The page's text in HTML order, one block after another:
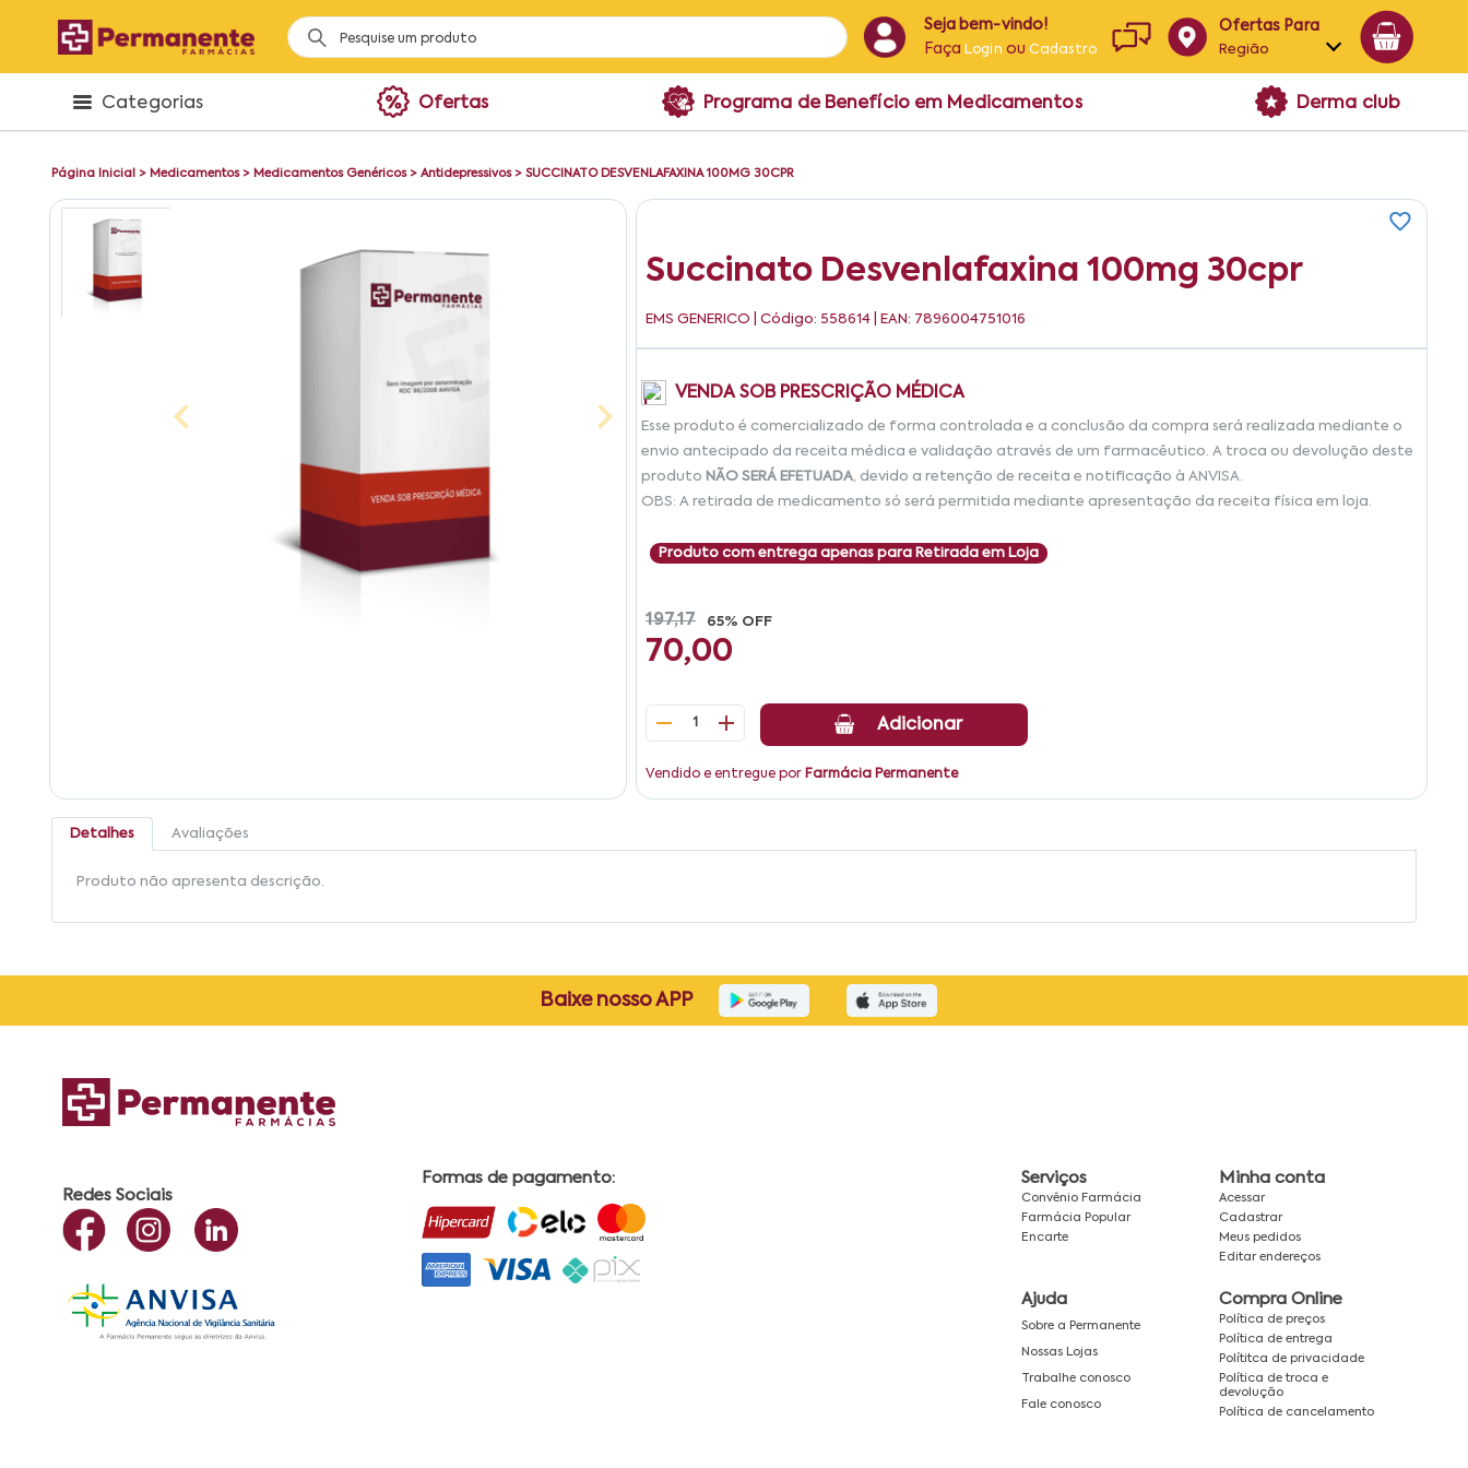
Seja bem-vindo!
Faça Login ouCadastro
Ofertas Para
Região
Alagoas
Categorias Ofertas Programa de Benefício em Medicamentos Derma club
Página Inicial > Medicamentos> Medicamentos Genéricos> Antidepressivos> SUCCINATO DESVENLAFAXINA 100MG 30CPR
Succinato Desvenlafaxina 100mg 30cpr
EMS GENERICO | Código: 558614 | EAN: 7896004751016
VENDA SOB PRESCRIÇÃO MÉDICA
Esse produto é comercializado de forma controlada e a conclusão da compra será realizada mediante o
envio antecipado da receita médica e validação através de um farmacêutico. A troca ou devolução deste
produto NÃO SERÁ EFETUADA, devido a retenção de receita e notificação à ANVISA.
OBS: A retirada de medicamento só será permitida mediante apresentação da receita física em loja.
Produto com entrega apenas para Retirada em Loja
197,17 65% OFF
70,00
1 Adicionar
Vendido e entregue por Farmácia Permanente
Detalhes Avaliações
Produto não apresenta descrição.
Baixe nosso APP
Redes Sociais
Formas de pagamento: Serviços
Convênio Farmácia
Farmácia Popular
Encarte
Minha conta
Acessar
Cadastrar
Meus pedidos
Editar endereços
Ajuda
Sobre a Permanente
Nossas Lojas
Trabalhe conosco
Fale conosco
Compra Online
Política de preços
Política de entrega
Polítitca de privacidade
Política de troca e
devolução
Política de cancelamento